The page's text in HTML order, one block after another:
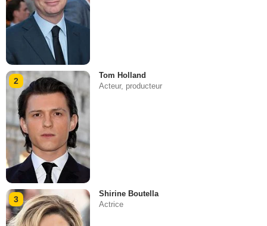
2
Tom Holland
Acteur, producteur
3
Shirine Boutella
Actrice